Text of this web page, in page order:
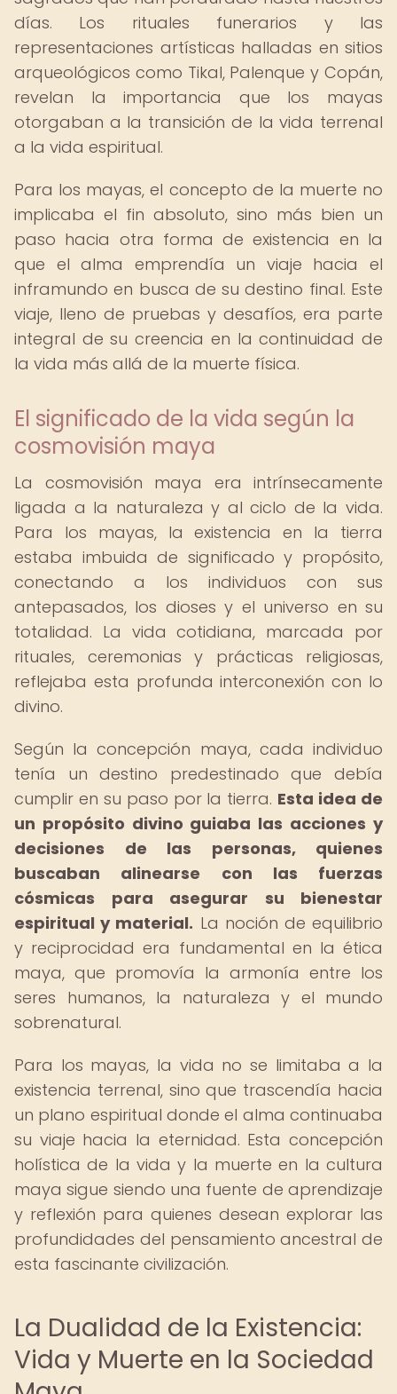
días. Los rituales funerarios y las
representaciones artísticas halladas en sitios
arqueológicos como Tikal, Palenque y Copán,
revelan la importancia que los mayas
otorgaban a la transición de la vida terrenal
a la vida espiritual.
Para los mayas, el concepto de la muerte no
implicaba el fin absoluto, sino más bien un
paso hacia otra forma de existencia en la
que el alma emprendía un viaje hacia el
inframundo en busca de su destino final. Este
viaje, lleno de pruebas y desafíos, era parte
integral de su creencia en la continuidad de
la vida más allá de la muerte física.
El significado de la vida según la
cosmovisión maya
La cosmovisión maya era intrínsecamente
ligada a la naturaleza y al ciclo de la vida.
Para los mayas, la existencia en la tierra
estaba imbuida de significado y propósito,
conectando a los individuos con sus
antepasados, los dioses y el universo en su
totalidad. La vida cotidiana, marcada por
rituales, ceremonias y prácticas religiosas,
reflejaba esta profunda interconexión con lo
divino.
Según la concepción maya, cada individuo
tenía un destino predestinado que debía
cumplir en su paso por la tierra. Esta idea de
un propósito divino guiaba las acciones y
decisiones de las personas, quienes
buscaban alinearse con las fuerzas
cósmicas para asegurar su bienestar
espiritual y material. La noción de equilibrio
y reciprocidad era fundamental en la ética
maya, que promovía la armonía entre los
seres humanos, la naturaleza y el mundo
sobrenatural.
Para los mayas, la vida no se limitaba a la
existencia terrenal, sino que trascendía hacia
un plano espiritual donde el alma continuaba
su viaje hacia la eternidad. Esta concepción
holística de la vida y la muerte en la cultura
maya sigue siendo una fuente de aprendizaje
y reflexión para quienes desean explorar las
profundidades del pensamiento ancestral de
esta fascinante civilización.
La Dualidad de la Existencia:
Vida y Muerte en la Sociedad